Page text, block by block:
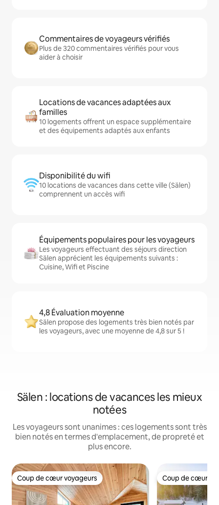
Commentaires de voyageurs vérifiés
Plus de 320 commentaires vérifiés pour vous
aider à choisir
Locations de vacances adaptées aux
familles
10 logements offrent un espace supplémentaire
et des équipements adaptés aux enfants
Disponibilité du wifi
10 locations de vacances dans cette ville (Sälen)
comprennent un accès wifi
Équipements populaires pour les voyageurs
Les voyageurs effectuant des séjours direction
Sälen apprécient les équipements suivants :
Cuisine, Wifi et Piscine
4,8 Évaluation moyenne
Sälen propose des logements très bien notés par
les voyageurs, avec une moyenne de 4,8 sur 5 !
Sälen : locations de vacances les mieux
notées
Les voyageurs sont unanimes : ces logements sont très
bien notés en termes d'emplacement, de propreté et
plus encore.
Coup de cœur voyageurs
Coup de cœur voyageurs Coup de cœur
Coup de cœur